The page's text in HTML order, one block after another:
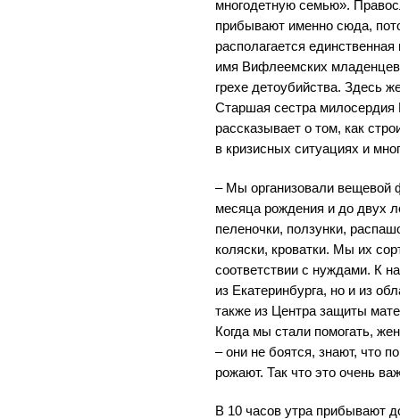
многодетную семью».
прибывают именно сюда,
располагается
имя Вифлеемских
грехе детоубийства. Здесь
Старшая сестра
рассказывает о том, как
в кризисных ситуациях и
– Мы организовали
месяца рождения и до двух
пеленочки, ползунки,
коляски, кроватки. Мы их
соответствии с нуждами. К
из Екатеринбурга, но и из
также из Центра защиты
Когда мы стали помогать,
– они не боятся, знают, что
рожают. Так что это очень
В 10 часов утра прибывают